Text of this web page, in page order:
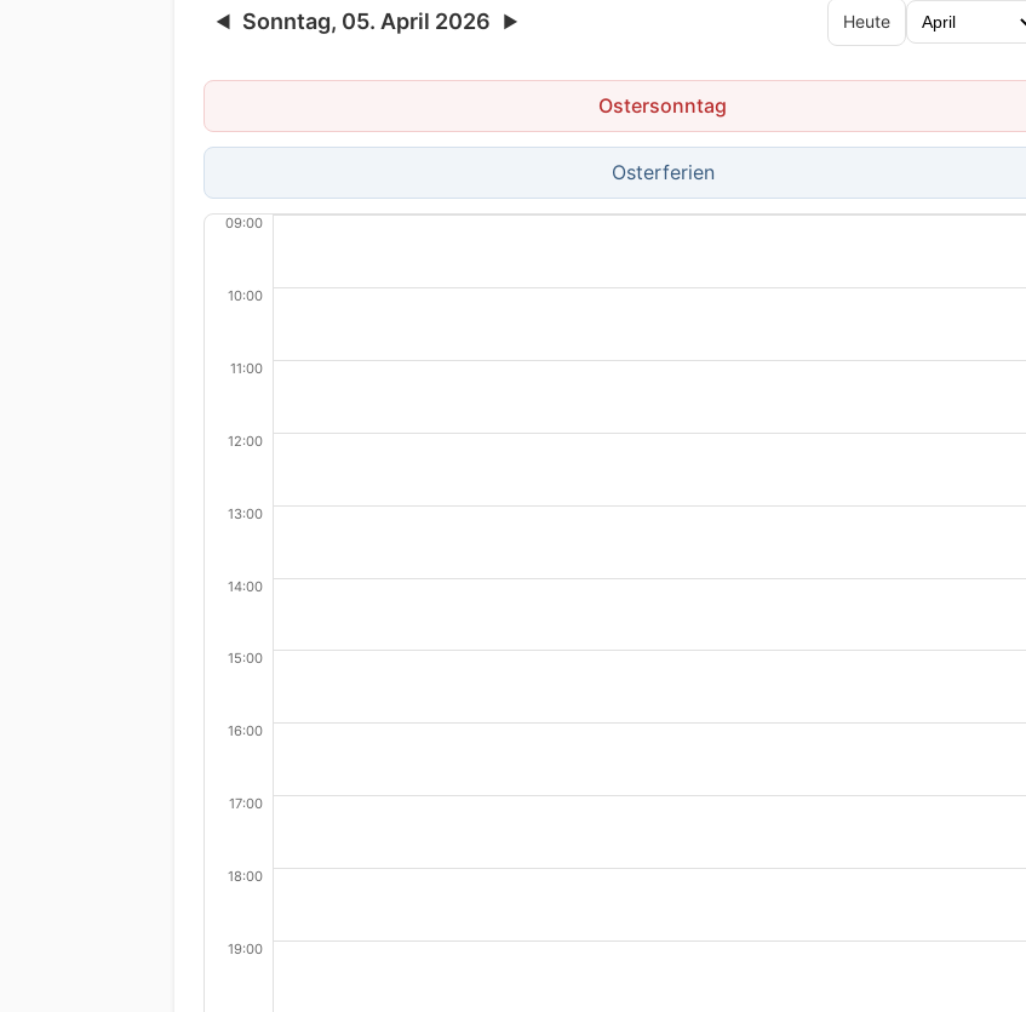
◀ Sonntag, 05. April 2026 ▶ Heute
Ostersonntag
Osterferien
09:00
10:00
11:00
12:00
13:00
14:00
15:00
16:00
17:00
18:00
19:00